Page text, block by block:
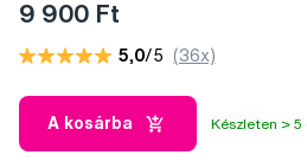
9 900 Ft
5,0/5 (36x)
A kosárba Készleten > 5